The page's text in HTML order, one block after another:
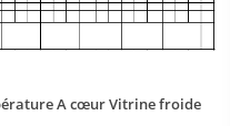
A cœur Vitrine froide